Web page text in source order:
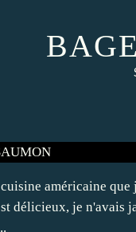
américaine
délicieux, je n'avais